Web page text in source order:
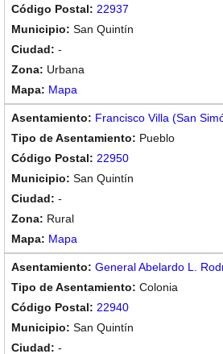
22937
San Quintín
-
Urbana
Mapa
Francisco Villa (San
Pueblo
22950
San Quintín
-
Rural
Mapa
General Abelardo L.
Colonia
22940
San Quintín
-